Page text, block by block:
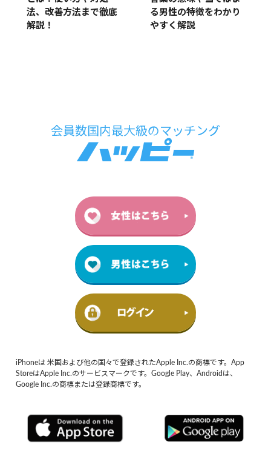
法、改善方法まで徹底
解説！
る男性の特徴をわかり
やすく解説
iPhoneは 米国および他の国々で登録されたApple Inc.の商標です。App
StoreはApple Inc.のサービスマークです。Google Play、Androidは、
Google Inc.の商標または登録商標です。